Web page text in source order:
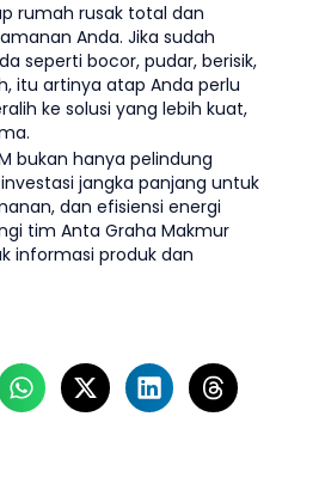
rumah rusak total dan
Anda. Jika sudah
seperti bocor, pudar, berisik,
itu artinya atap Anda perlu
ke solusi yang lebih kuat,
bukan hanya pelindung
jangka panjang untuk
dan efisiensi energi
tim Anta Graha Makmur
informasi produk dan